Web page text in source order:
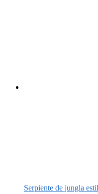
Serpiente de jungla